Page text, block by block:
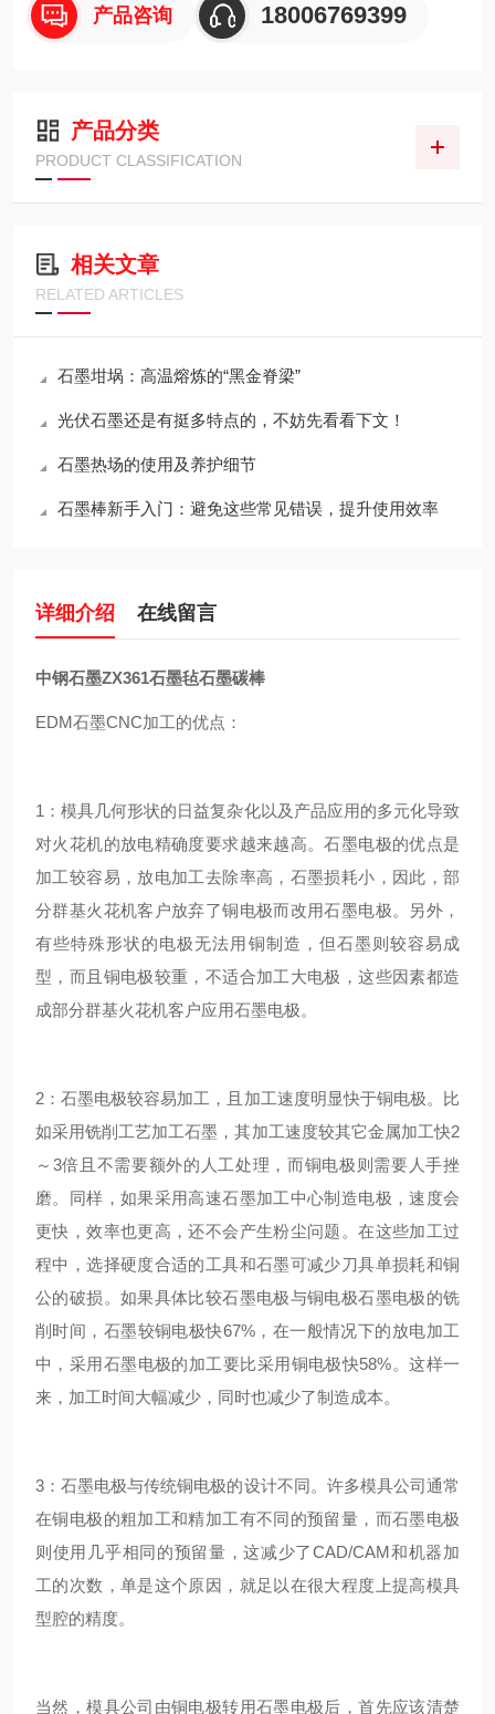
产品咨询 18006769399
产品分类
PRODUCT CLASSIFICATION
相关文章
RELATED ARTICLES
石墨坩埚：高温熔炼的“黑金脊梁”
光伏石墨还是有挺多特点的，不妨先看看下文！
石墨热场的使用及养护细节
石墨棒新手入门：避免这些常见错误，提升使用效率
详细介绍 在线留言
中钢石墨ZX361石墨毡石墨碳棒
EDM石墨CNC加工的优点：
1：模具几何形状的日益复杂化以及产品应用的多元化导致
对火花机的放电精确度要求越来越高。石墨电极的优点是
加工较容易，放电加工去除率高，石墨损耗小，因此，部
分群基火花机客户放弃了铜电极而改用石墨电极。另外，
有些特殊形状的电极无法用铜制造，但石墨则较容易成
型，而且铜电极较重，不适合加工大电极，这些因素都造
成部分群基火花机客户应用石墨电极。
2：石墨电极较容易加工，且加工速度明显快于铜电极。比
如采用铣削工艺加工石墨，其加工速度较其它金属加工快2
～3倍且不需要额外的人工处理，而铜电极则需要人手挫
磨。同样，如果采用高速石墨加工中心制造电极，速度会
更快，效率也更高，还不会产生粉尘问题。在这些加工过
程中，选择硬度合适的工具和石墨可减少刀具单损耗和铜
公的破损。如果具体比较石墨电极与铜电极石墨电极的铣
削时间，石墨较铜电极快67%，在一般情况下的放电加工
中，采用石墨电极的加工要比采用铜电极快58%。这样一
来，加工时间大幅减少，同时也减少了制造成本。
3：石墨电极与传统铜电极的设计不同。许多模具公司通常
在铜电极的粗加工和精加工有不同的预留量，而石墨电极
则使用几乎相同的预留量，这减少了CAD/CAM和机器加
工的次数，单是这个原因，就足以在很大程度上提高模具
型腔的精度。
当然，模具公司由铜电极转用石墨电极后，首先应该清楚